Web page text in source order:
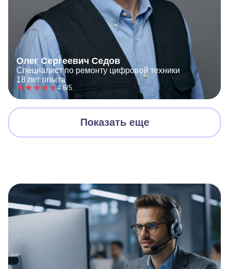
Олег Сергеевич Седов
Специалист по ремонту цифровой техники
18 лет опыта
4.6/5
Показать еще